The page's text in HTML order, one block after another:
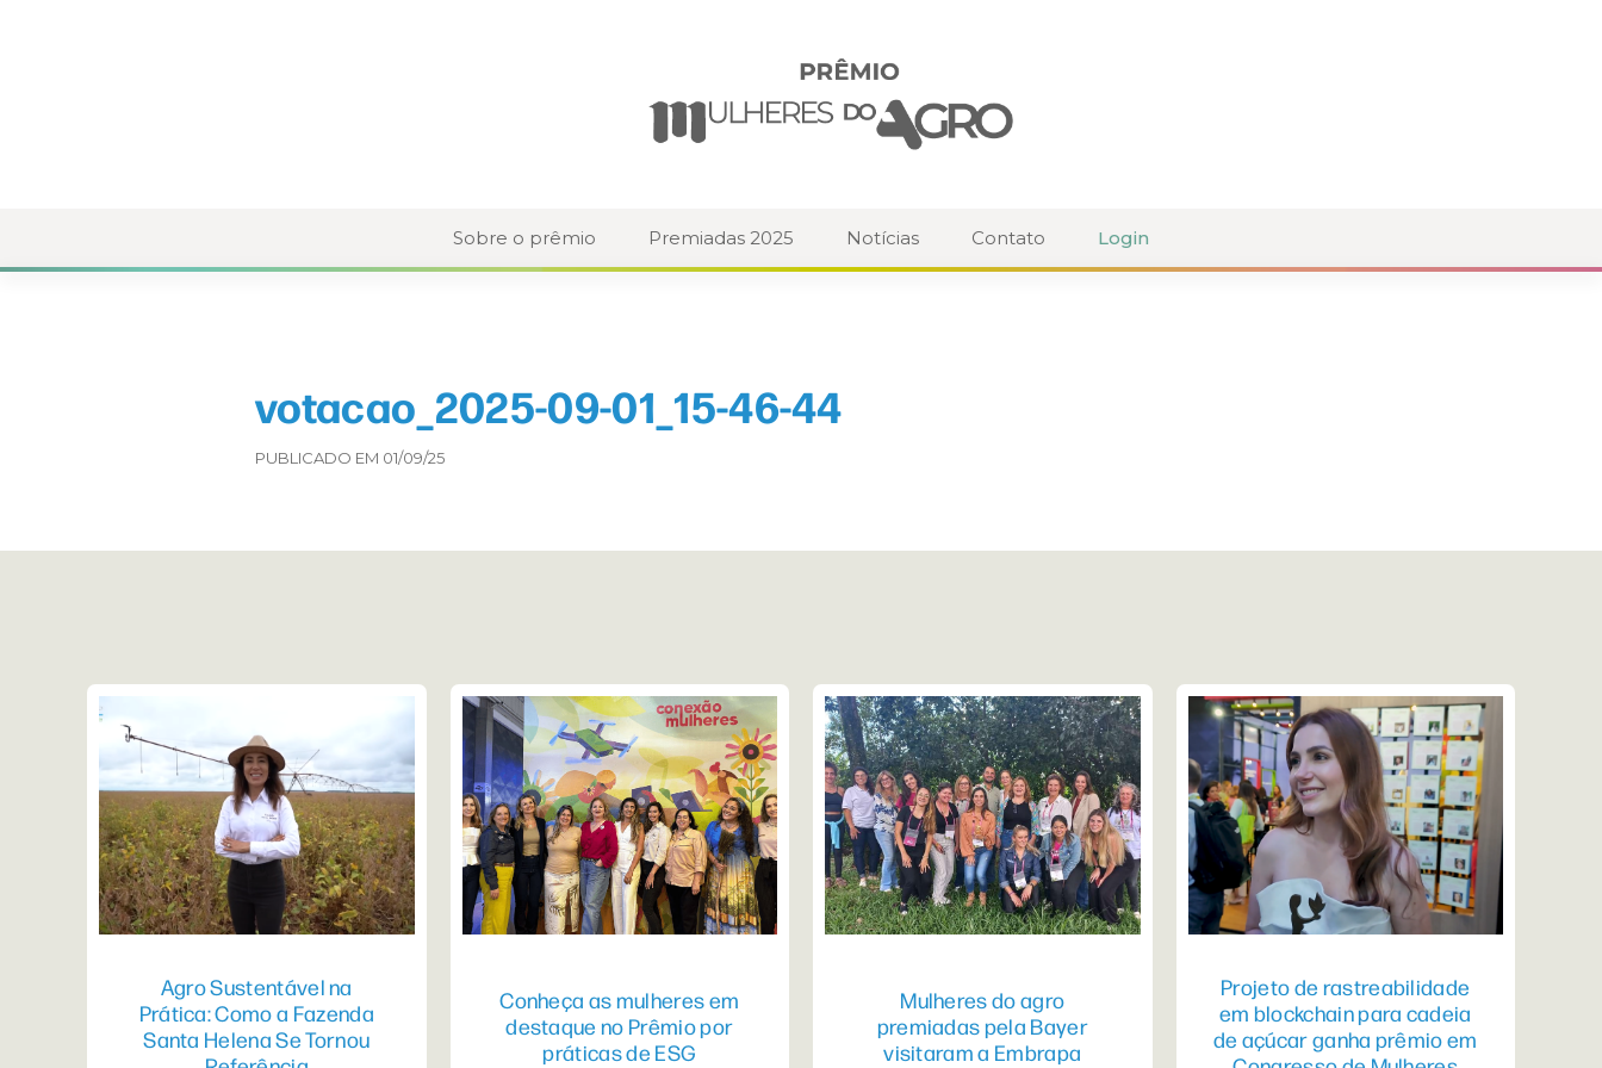
Sobre o prêmio Premiadas 2025 Notícias Contato Login
votacao_2025-09-01_15-46-44
PUBLICADO EM 01/09/25
Agro Sustentável na
Prática: Como a Fazenda
Santa Helena Se Tornou
Conheça as mulheres em
destaque no Prêmio por
práticas de ESG
Mulheres do agro
premiadas pela Bayer
visitaram a Embrapa
Projeto de rastreabilidade
em blockchain para cadeia
de açúcar ganha prêmio em